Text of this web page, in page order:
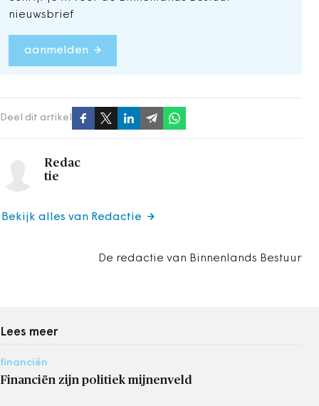
nieuwsbrief
aanmelden
Deel dit artikel
Redac
tie
De redactie van Binnenlands Bestuur
Bekijk alles van Redactie
Lees meer
financiën
Financiën zijn politiek mijnenveld